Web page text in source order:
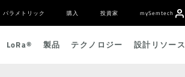
パラメトリック 購入 投資家 mySemtech
LoRa® 製品 テクノロジー 設計リソース